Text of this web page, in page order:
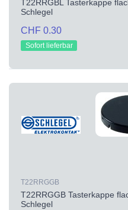
T22RRGBL Tasterkappe
Schlegel
CHF 0.30
Sofort lieferbar
T22RRGGB
T22RRGGB Tasterkappe
Schlegel